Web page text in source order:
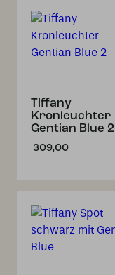
Tiffany
Kronleuchter
Gentian Blue 2
309,00